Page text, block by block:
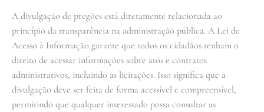
A divulgação de pregões está diretamente relacionada ao
princípio da transparência na administração pública. A Lei de
Acesso à Informação garante que todos os cidadãos tenham o
direito de acessar informações sobre atos e contratos
administrativos, incluindo as licitações. Isso significa que a
divulgação deve ser feita de forma acessível e compreensível,
permitindo que qualquer interessado possa consultar as